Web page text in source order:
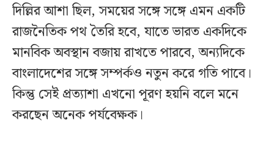
দিল্লির আশা ছিল, সময়ের সঙ্গে সঙ্গে এমন একটি
রাজনৈতিক পথ তৈরি হবে, যাতে ভারত একদিকে
মানবিক অবস্থান বজায় রাখতে পারবে, অন্যদিকে
বাংলাদেশের সঙ্গে সম্পর্কও নতুন করে গতি পাবে।
কিন্তু সেই প্রত্যাশা এখনো পূরণ হয়নি বলে মনে
করছেন অনেক পর্যবেক্ষক।